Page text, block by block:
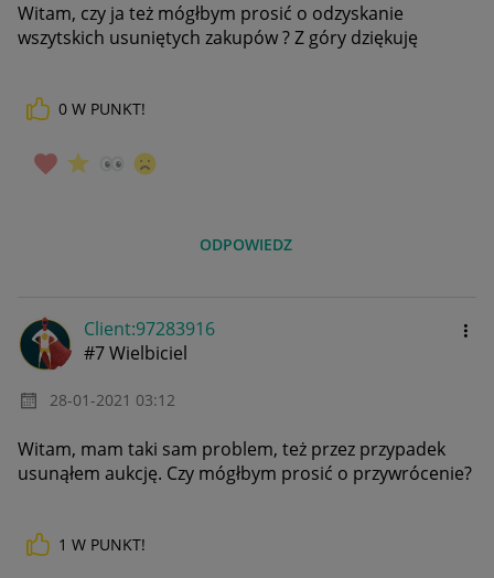
Witam, czy ja też mógłbym prosić o odzyskanie
wszytskich usuniętych zakupów ? Z góry dziękuję
0 W PUNKT!
ODPOWIEDZ
Client:97283916
#7 Wielbiciel
‎28-01-2021 03:12
Witam, mam taki sam problem, też przez przypadek
usunąłem aukcję. Czy mógłbym prosić o przywrócenie?
1 W PUNKT!